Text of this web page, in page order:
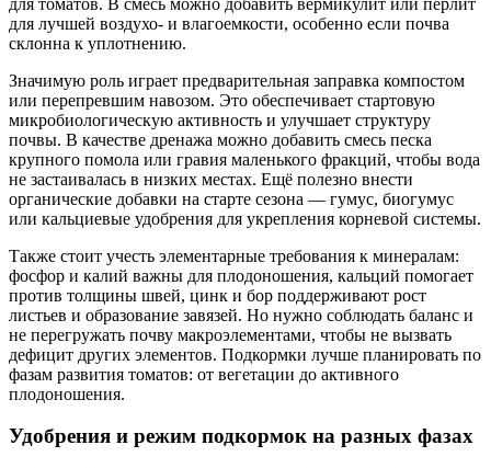
для лучшей воздухо- и влагоемкости, особенно если почва
склонна к уплотнению.
Значимую роль играет предварительная заправка компостом
или перепревшим навозом. Это обеспечивает стартовую
микробиологическую активность и улучшает структуру
почвы. В качестве дренажа можно добавить смесь песка
крупного помола или гравия маленького фракций, чтобы вода
не застаивалась в низких местах. Ещё полезно внести
органические добавки на старте сезона — гумус, биогумус
или кальциевые удобрения для укрепления корневой системы.
Также стоит учесть элементарные требования к минералам:
фосфор и калий важны для плодоношения, кальций помогает
против толщины швей, цинк и бор поддерживают рост
листьев и образование завязей. Но нужно соблюдать баланс и
не перегружать почву макроэлементами, чтобы не вызвать
дефицит других элементов. Подкормки лучше планировать по
фазам развития томатов: от вегетации до активного
плодоношения.
Удобрения и режим подкормок на разных фазах